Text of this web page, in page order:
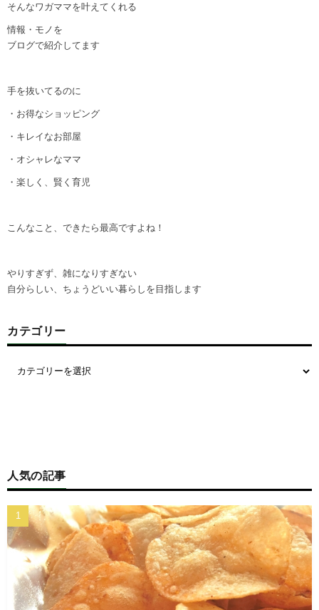
そんなワガママを叶えてくれる
情報・モノを
ブログで紹介してます
手を抜いてるのに
・お得なショッピング
・キレイなお部屋
・オシャレなママ
・楽しく、賢く育児
こんなこと、できたら最高ですよね！
やりすぎず、雑になりすぎない
自分らしい、ちょうどいい暮らしを目指します
カテゴリー
人気の記事